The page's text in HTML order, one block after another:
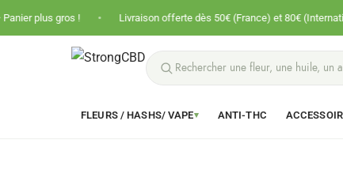
gros ! • Livraison offerte dès 50€ (France) et 80€ (International) •
FLEURS / HASHS/ VAPE▾ ANTI-THC